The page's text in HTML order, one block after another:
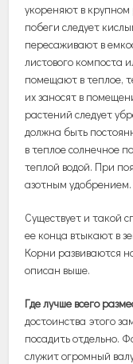
укореняют в
побеги следует
пересаживают в
листового компоста
помещают в теплое,
их заносят в
растений следует
должна быть
в теплое солнечное
теплой водой. При
азотным удобрением.
Существует и такой
ее конца втыкают в
Корни развиваются
описан выше.
Где лучше всего
достоинства этого
посадить отдельно.
служит огромный